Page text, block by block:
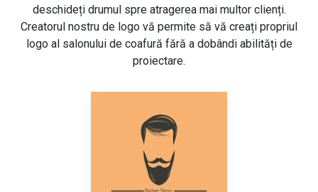
deschideți drumul spre atragerea mai multor clienți.
Creatorul nostru de logo vă permite să vă creați propriul
logo al salonului de coafură fără a dobândi abilități de
proiectare.